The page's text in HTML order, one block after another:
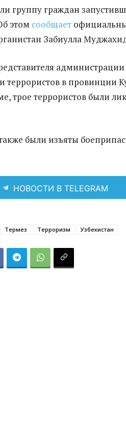
группу граждан
этом сообщает
Забиулла
в провинции
трое террористов были
были изъяты
НОВОСТИ В TELEGRAM
Термез Терроризм Узбекистан